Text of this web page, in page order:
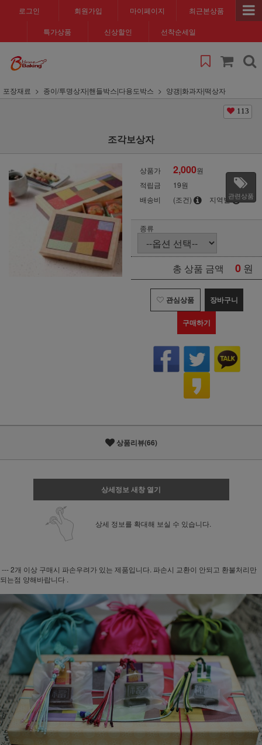
로그인 회원가입 마이페이지 최근본상품
특가상품 신상할인 선착순세일
포장재료 종이/투명상자|핸들박스|다용도박스 양갱|화과자|떡상자
113
조각보상자
상품가 2,000원
적립금
19원
배송비
(조건) 지역별관련상품
종류
총 상품 금액 0 원
관심상품 장바구니
구매하기
상품리뷰(66)
상세정보 새창 열기
상세 정보를 확대해 보실 수 있습니다.
--- 2개 이상 구매시 파손우려가 있는 제품입니다. 파손시 교환이 안되고 환불처리만
되는점 양해바랍니다 .